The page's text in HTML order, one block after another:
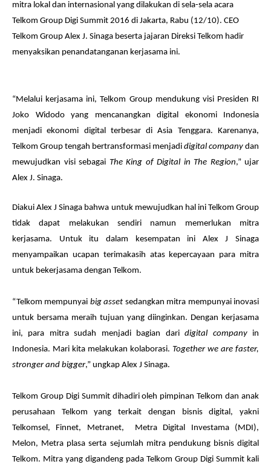
mitra lokal dan internasional yang dilakukan di sela-sela acara
Telkom Group Digi Summit 2016 di Jakarta, Rabu (12/10). CEO
Telkom Group Alex J. Sinaga beserta jajaran Direksi Telkom hadir
menyaksikan penandatanganan kerjasama ini.
“Melalui kerjasama ini, Telkom Group mendukung visi Presiden RI
Joko Widodo yang mencanangkan digital ekonomi Indonesia
menjadi ekonomi digital terbesar di Asia Tenggara. Karenanya,
Telkom Group tengah bertransformasi menjadi digital company dan
mewujudkan visi sebagai The King of Digital in The Region,” ujar
Alex J. Sinaga.
Diakui Alex J Sinaga bahwa untuk mewujudkan hal ini Telkom Group
tidak dapat melakukan sendiri namun memerlukan mitra
kerjasama. Untuk itu dalam kesempatan ini Alex J Sinaga
menyampaikan ucapan terimakasih atas kepercayaan para mitra
untuk bekerjasama dengan Telkom.
“Telkom mempunyai big asset sedangkan mitra mempunyai inovasi
untuk bersama meraih tujuan yang diinginkan. Dengan kerjasama
ini, para mitra sudah menjadi bagian daridigital company in
Indonesia. Mari kita melakukan kolaborasi. Together we are faster,
stronger and bigger,” ungkap Alex J Sinaga.
Telkom Group Digi Summit dihadiri oleh pimpinan Telkom dan anak
perusahaan Telkom yang terkait dengan bisnis digital, yakni
Telkomsel, Finnet, Metranet, Metra Digital Investama (MDI),
Melon, Metra plasa serta sejumlah mitra pendukung bisnis digital
Telkom. Mitra yang digandeng pada Telkom Group Digi Summit kali